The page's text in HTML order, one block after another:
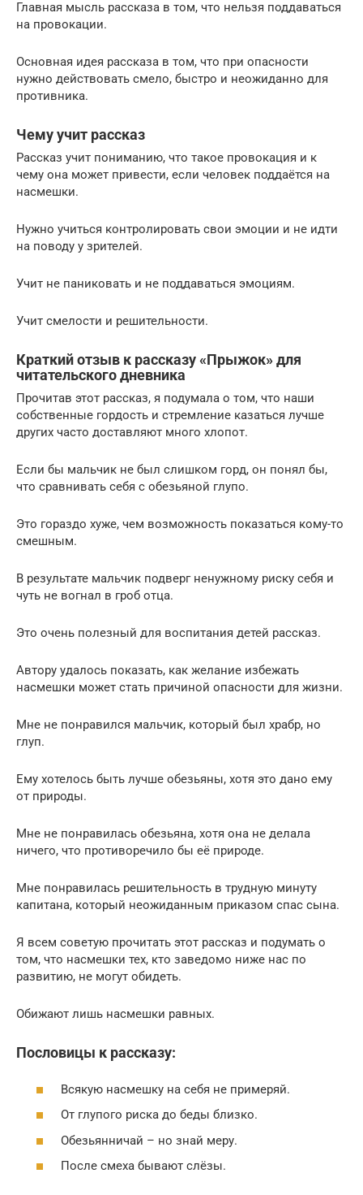
Главная мысль рассказа в том, что нельзя поддаваться
на провокации.
Основная идея рассказа в том, что при опасности
нужно действовать смело, быстро и неожиданно для
противника.
Чему учит рассказ
Рассказ учит пониманию, что такое провокация и к
чему она может привести, если человек поддаётся на
насмешки.
Нужно учиться контролировать свои эмоции и не идти
на поводу у зрителей.
Учит не паниковать и не поддаваться эмоциям.
Учит смелости и решительности.
Краткий отзыв к рассказу «Прыжок» для
читательского дневника
Прочитав этот рассказ, я подумала о том, что наши
собственные гордость и стремление казаться лучше
других часто доставляют много хлопот.
Если бы мальчик не был слишком горд, он понял бы,
что сравнивать себя с обезьяной глупо.
Это гораздо хуже, чем возможность показаться кому-то
смешным.
В результате мальчик подверг ненужному риску себя и
чуть не вогнал в гроб отца.
Это очень полезный для воспитания детей рассказ.
Автору удалось показать, как желание избежать
насмешки может стать причиной опасности для жизни.
Мне не понравился мальчик, который был храбр, но
глуп.
Ему хотелось быть лучше обезьяны, хотя это дано ему
от природы.
Мне не понравилась обезьяна, хотя она не делала
ничего, что противоречило бы её природе.
Мне понравилась решительность в трудную минуту
капитана, который неожиданным приказом спас сына.
Я всем советую прочитать этот рассказ и подумать о
том, что насмешки тех, кто заведомо ниже нас по
развитию, не могут обидеть.
Обижают лишь насмешки равных.
Пословицы к рассказу:
Всякую насмешку на себя не примеряй.
От глупого риска до беды близко.
Обезьянничай – но знай меру.
После смеха бывают слёзы.